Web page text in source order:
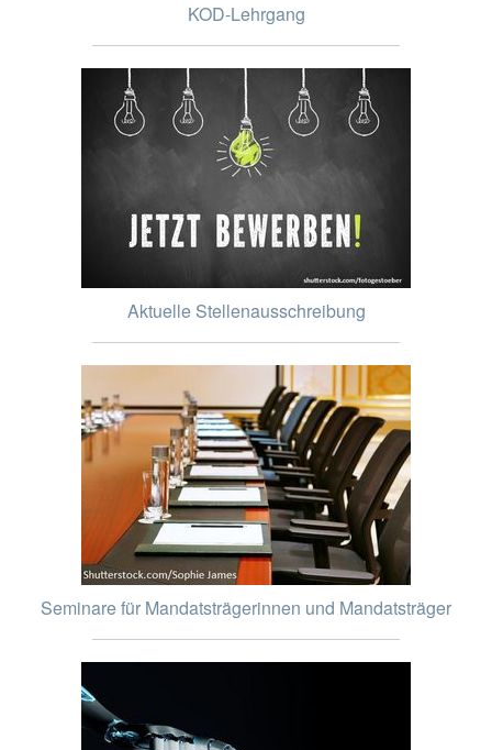
KOD-Lehrgang
Aktuelle Stellenausschreibung
Seminare für Mandatsträgerinnen und Mandatsträger